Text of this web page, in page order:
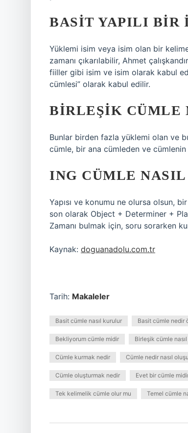
BASIT YAPILI BIR
Yüklemi isim veya isim olan bir
zamanı çıkarılabilir, Ahmet
fiiller gibi isim ve isim olarak kabul
cümlesi” olarak kabul edilir.
BIRLEŞIK CÜMLE
Bunlar birden fazla yüklemi olan ve
cümle, bir ana cümleden ve
ING CÜMLE
Yapısı ve konumu ne olursa olsun,
son olarak Object + Determiner +
Zamanı bulmak için, soru sorarken
Kaynak: doguanadolu.com.tr
Tarih: Makaleler
Basit cümle nasıl kurulur Basit cümle nedir
Bekliyorum cümle midir Birleşik cümle
Cümle kurmak nedir Cümle nedir nasıl
Cümle oluşturmak nedir Evet bir cümle
Tek kelimelik cümle olur mu Temel cümle